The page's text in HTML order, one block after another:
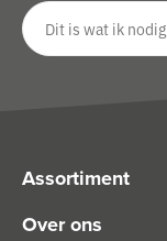
Zoeken op website
Assortiment
Over ons